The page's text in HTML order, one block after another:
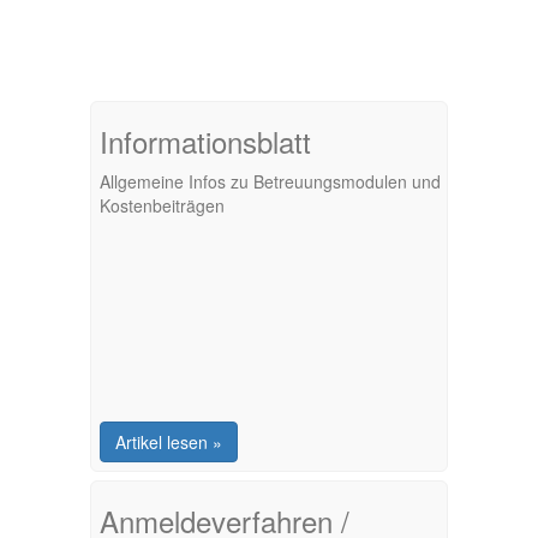
Informationsblatt
Allgemeine Infos zu Betreuungsmodulen und
Kostenbeiträgen
Artikel lesen »
Anmeldeverfahren /